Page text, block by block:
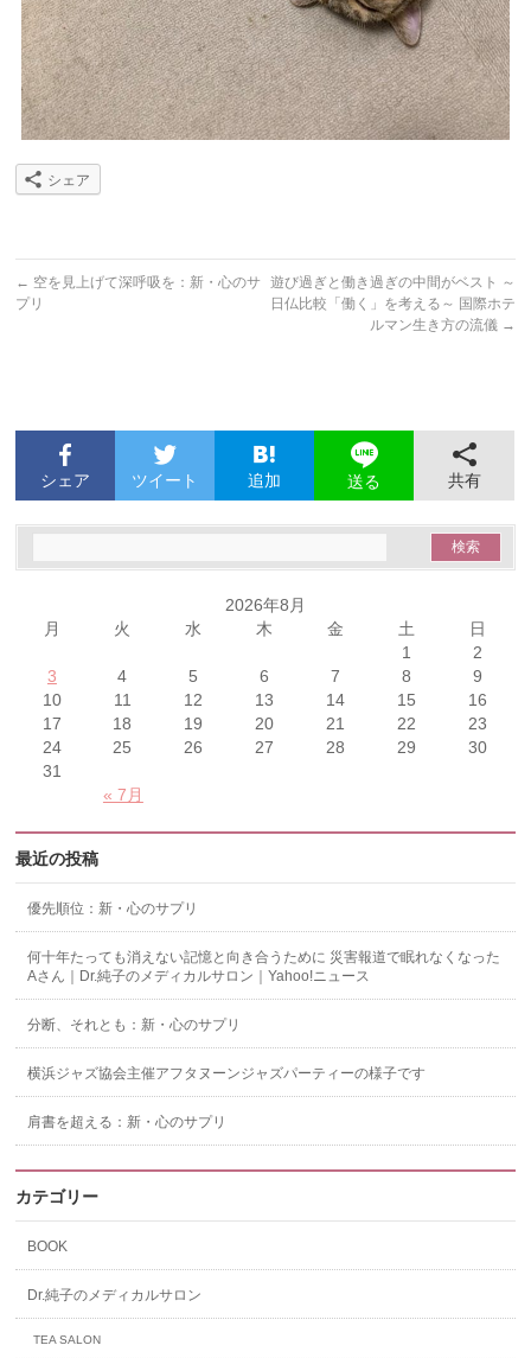
シェア
← 空を見上げて深呼吸を：新・心のサ
プリ
遊び過ぎと働き過ぎの中間がベスト ～
日仏比較「働く」を考える～ 国際ホテ
ルマン生き方の流儀 →
シェア ツイート 追加 送る 共有
2026年8月
月
火 水 木 金 土 日
« 7月
1
2
3
4 5 6 7 8
9
10
11 12 13 14 15
16
17
18 19 20 21 22
23
24
25 26 27 28 29
30
31
最近の投稿
優先順位：新・心のサプリ
何十年たっても消えない記憶と向き合うために 災害報道で眠れなくなった
Aさん｜Dr.純子のメディカルサロン｜Yahoo!ニュース
分断、それとも：新・心のサプリ
横浜ジャズ協会主催アフタヌーンジャズパーティーの様子です
肩書を超える：新・心のサプリ
カテゴリー
BOOK
Dr.純子のメディカルサロン
TEA SALON